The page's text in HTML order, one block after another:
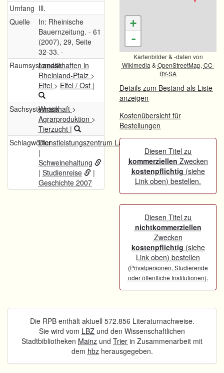
Umfang Ill.
Quelle
In: Rheinische
Bauernzeitung. - 61
(2007), 29, Seite
32-33. -
RaumsystematikLandschaften in
Rheinland-Pfalz >
Eifel > Eifel / Ost |
Sachsystematik
Wirtschaft >
Agrarproduktion >
Tierzucht |
SchlagwörterDienstleistungszentrum Ländlicher Raum Eifel
|
Schweinehaltung
| Studienreise
|
Geschichte 2007
+
-
Kartenbilder & -daten von
Wikimedia & OpenStreetMap, CC-
BY-SA
Details zum Bestand als Liste
anzeigen
Kostenübersicht für
Bestellungen
Diesen Titel zu
kommerziellen Zwecken
kostenpflichtig (siehe
Link oben) bestellen.
Diesen Titel zu
nichtkommerziellen
Zwecken
kostenpflichtig (siehe
Link oben) bestellen
(Privatpersonen, Studierende
oder öffentliche Institutionen).
Die RPB enthält aktuell 572.856 Literaturnachweise.
Sie wird vom LBZ und den Wissenschaftlichen
Stadtbibliotheken Mainz und Trier in Zusammenarbeit mit
dem hbzherausgegeben.